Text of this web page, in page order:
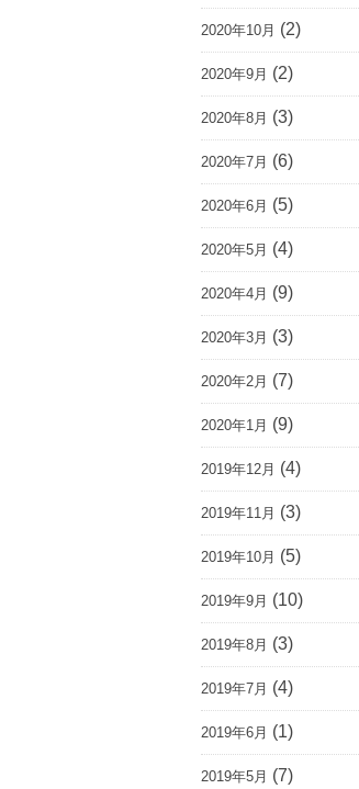
2020年10月 (2)
2020年9月 (2)
2020年8月 (3)
2020年7月 (6)
2020年6月 (5)
2020年5月 (4)
2020年4月 (9)
2020年3月 (3)
2020年2月 (7)
2020年1月 (9)
2019年12月 (4)
2019年11月 (3)
2019年10月 (5)
2019年9月 (10)
2019年8月 (3)
2019年7月 (4)
2019年6月 (1)
2019年5月 (7)